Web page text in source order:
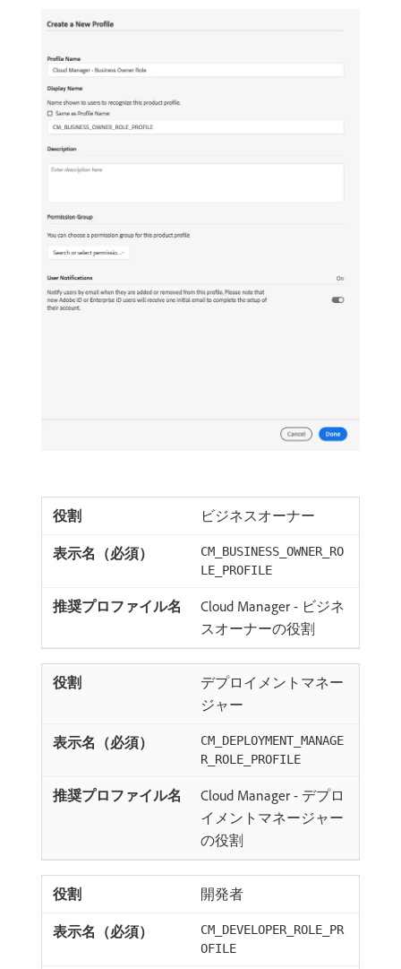
ビジネスオーナー
CM_BUSINESS_OWNER_RO
LE_PROFILE
Cloud Manager - ビジネ
スオーナーの役割
デプロイメントマネー
ジャー
CM_DEPLOYMENT_MANAGE
R_ROLE_PROFILE
Cloud Manager - デプロ
イメントマネージャー
の役割
開発者
CM_DEVELOPER_ROLE_PR
OFILE